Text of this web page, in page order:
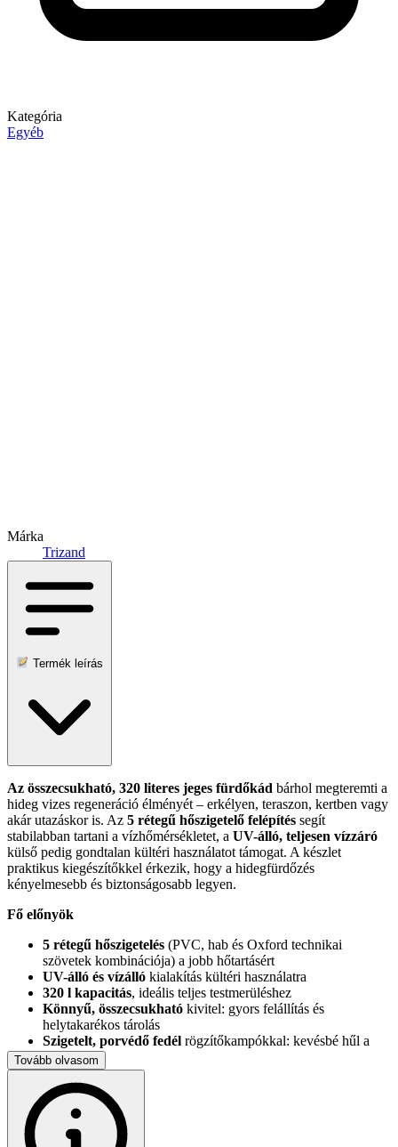
Kategória
Egyéb
Márka
Trizand
Termék leírás
Az összecsukható, 320 literes jeges fürdőkád bárhol megteremti a
hideg vizes regeneráció élményét – erkélyen, teraszon, kertben vagy
akár utazáskor is. Az 5 rétegű hőszigetelő felépítés segít
stabilabban tartani a vízhőmérsékletet, a UV-álló, teljesen vízzáró
külső pedig gondtalan kültéri használatot támogat. A készlet
praktikus kiegészítőkkel érkezik, hogy a hidegfürdőzés
kényelmesebb és biztonságosabb legyen.
Fő előnyök
5 rétegű hőszigetelés (PVC, hab és Oxford technikai
szövetek kombinációja) a jobb hőtartásért
UV-álló és vízálló kialakítás kültéri használatra
320 l kapacitás, ideális teljes testmerüléshez
Könnyű, összecsukható kivitel: gyors felállítás és
helytakarékos tárolás
Szigetelt, porvédő fedél rögzítőkampókkal: kevésbé hűl a
víz, tisztább marad
QR-kódos útmutató
Műszaki adatok
Hőszigetelő rétegek száma: 5
Tovább olvasom